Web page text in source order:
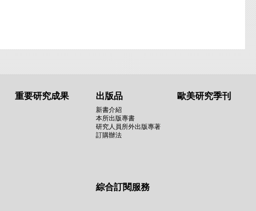
重要研究成果 出版品
新書介紹
本所出版專書
研究人員所外出版專著
訂購辦法
歐美研究季刊
綜合訂閱服務